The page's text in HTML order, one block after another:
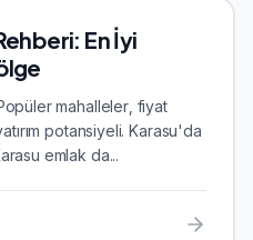
En İyi
mahalleler, fiyat
potansiyeli. Karasu'da
emlak da...